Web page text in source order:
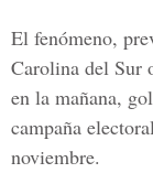
El fenómeno,
Carolina del Sur
en la mañana,
campaña
noviembre.